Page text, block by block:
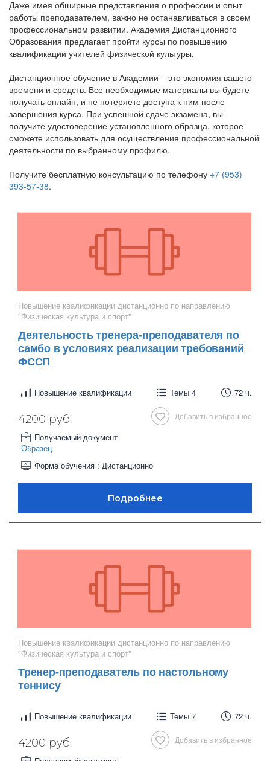
Даже имея обширные представления о профессии и опыт
работы преподавателем, важно не останавливаться в своем
профессиональном развитии. Академия Дистанционного
Образования предлагает пройти курсы по повышению
квалификации учителей физической культуры.
Дистанционное обучение в Академии – это экономия вашего
времени и средств. Все необходимые материалы вы будете
получать онлайн, и не потеряете доступа к ним после
завершения курса. При успешной сдаче экзамена, вы
получите удостоверение установленного образца, которое
сможете использовать для осуществления профессиональной
деятельности по выбранному профилю.
Получите бесплатную консультацию по телефону +7 (953)
393-57-38.
Повышение квалификации дистанционно по направлению
"Физическая культура и спорт"
Деятельность тренера-преподавателя по
самбо в условиях реализации требований
ФССП
Повышение квалификации Темы 4 72 ч.
Добавить в избранное
4200 руб.
Получаемый документ
Образец
Форма обучения : Дистанционно
Повышение квалификации дистанционно по направлению
"Физическая культура и спорт"
Тренер-преподаватель по настольному
теннису
Повышение квалификации Темы 7 72 ч.
Добавить в избранное
4200 руб.